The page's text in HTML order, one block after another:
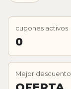
cupones activos
0
Mejor descuento